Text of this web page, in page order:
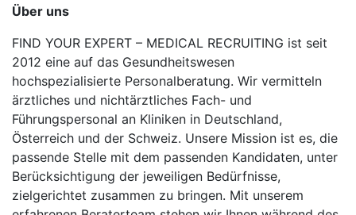
Über uns
FIND YOUR EXPERT – MEDICAL RECRUITING ist seit
2012 eine auf das Gesundheitswesen
hochspezialisierte Personalberatung. Wir vermitteln
ärztliches und nichtärztliches Fach- und
Führungspersonal an Kliniken in Deutschland,
Österreich und der Schweiz. Unsere Mission ist es, die
passende Stelle mit dem passenden Kandidaten, unter
Berücksichtigung der jeweiligen Bedürfnisse,
zielgerichtet zusammen zu bringen. Mit unserem